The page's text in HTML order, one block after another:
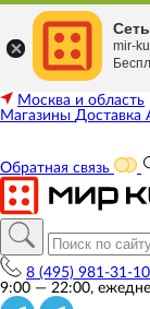
Москва и область
Магазины Доставка
Обратная связь
8 (495) 981-31-10
9:00 — 22:00,
mir-